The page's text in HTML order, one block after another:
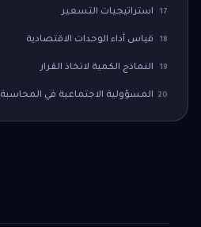
17 استراتيجيات التسعير
18 قياس أداء الوحدات الاقتصادية
19 النماذج الكمية لاتخاذ القرار
20 المسؤولية الاجتماعية في المحاسبة